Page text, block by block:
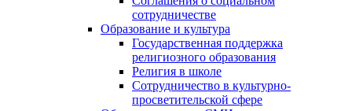
сотрудничестве
Образование и культура
Государственная поддержка
религиозного образования
Религия в школе
Сотрудничество в культурно-
просветительской сфере